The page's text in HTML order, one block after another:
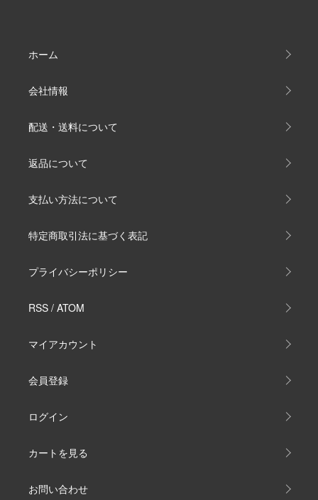
ホーム
会社情報
配送・送料について
返品について
支払い方法について
特定商取引法に基づく表記
プライバシーポリシー
RSS / ATOM
マイアカウント
会員登録
ログイン
カートを見る
お問い合わせ